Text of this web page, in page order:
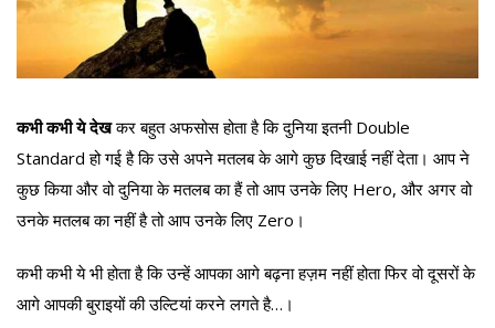
कभी कभी ये देखकर बहुत अफसोस होता है कि दुनिया इतनी Double
Standard हो गई है कि उसे अपने मतलब के आगे कुछ दिखाई नहीं देता। आप ने
कुछ किया और वो दुनिया के मतलब का हैं तो आप उनके लिए Hero, और अगर वो
उनके मतलब का नहीं है तो आप उनके लिए Zero।
कभी कभी ये भी होता है कि उन्हें आपका आगे बढ़ना हज़म नहीं होता फिर वो दूसरों के
आगे आपकी बुराइयों की उल्टियां करने लगते है…।